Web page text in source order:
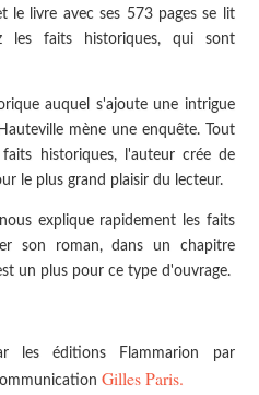
le livre avec ses 573 pages se lit
les faits historiques, qui sont
auquel s'ajoute une intrigue
mène une enquête. Tout
historiques, l'auteur crée de
le plus grand plaisir du lecteur.
explique rapidement les faits
son roman, dans un chapitre
un plus pour ce type d'ouvrage.
éditions Flammarion par
Gilles Paris.